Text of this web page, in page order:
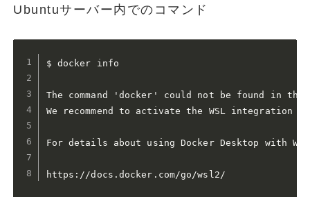
Ubuntuサーバー内でのコマンド
$ docker info
The command 'docker' could not be found in
We recommend to activate the WSL integration
For details about using Docker Desktop with
https://docs.docker.com/go/wsl2/